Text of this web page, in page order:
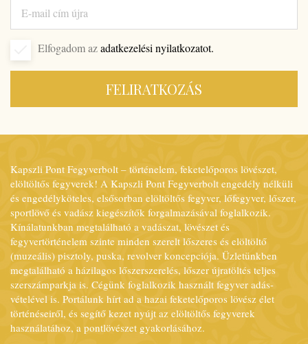
Elfogadom azadatkezelési nyilatkozatot.
FELIRATKOZÁS
Kapszli Pont Fegyverbolt – történelem, feketelőporos lövészet,
elöltöltős fegyverek! A Kapszli Pont Fegyverbolt engedély nélküli
és engedélyköteles, elsősorban elöltöltős fegyver, lőfegyver, lőszer,
sportlövő és vadász kiegészítők forgalmazásával foglalkozik.
Kínálatunkban megtalálható a vadászat, lövészet és
fegyvertörténelem szinte minden szerelt lőszeres és elöltöltő
(muzeális) pisztoly, puska, revolver koncepciója. Üzletünkben
megtalálható a házilagos lőszerszerelés, lőszer újratöltés teljes
szerszámparkja is. Cégünk foglalkozik használt fegyver adás-
vételével is. Portálunk hírt ad a hazai feketelőporos lövész élet
történéseiről, és segítő kezet nyújt az elöltöltős fegyverek
használatához, a pontlövészet gyakorlásához.